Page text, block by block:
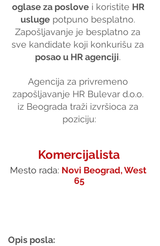
oglase za poslove i koristite HR
usluge potpuno besplatno.
Zapošljavanje je besplatno za
sve kandidate koji konkurišu za
posao u HR agenciji.
Agencija za privremeno
zapošljavanje HR Bulevar d.o.o.
iz Beograda traži izvršioca za
poziciju:
Komercijalista
Mesto rada: Novi Beograd, West
65
Opis posla: